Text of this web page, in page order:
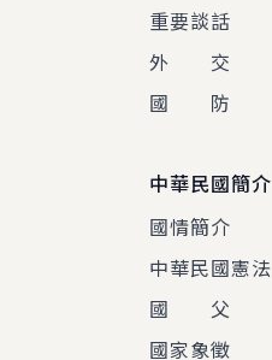
重要談話
外 交
國 防
中華民國簡介
國情簡介
中華民國憲法
國 父
國家象徵